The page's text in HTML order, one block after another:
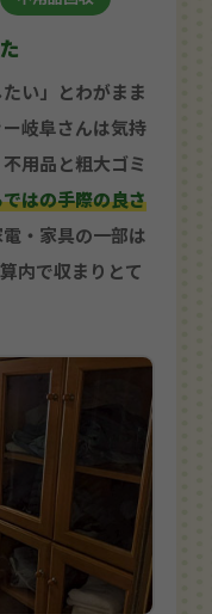
い」とわがまま
岐阜さんは気持
用品と粗大ゴミ
はの手際の良さ
・家具の一部は
内で収まりとて